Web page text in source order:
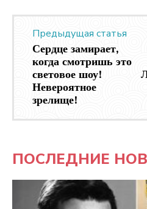
Предыдущая статья
Сердце замирает,
когда смотришь это
световое шоу!
Невероятное
зрелище!
ПОСЛЕДНИЕ